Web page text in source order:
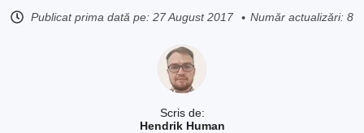
Scris de:
Hendrik Human
Publicat prima dată pe: 27 August 2017 Număr actualizări: 8